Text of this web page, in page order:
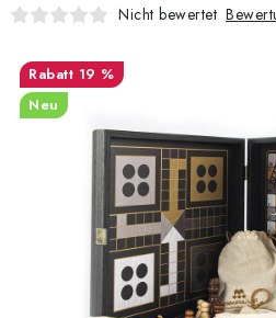
SCHACH-ANTIQUITÄTENLADEN
SCHACH ONLINE
SCHACH-MERCH
SCHACH GESCHENKE
Nicht bewertet
19 %
Neu